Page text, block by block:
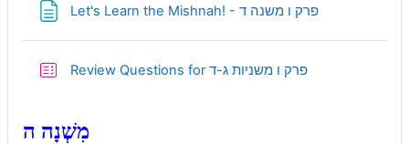
Let's Learn the Mishnah! - פרק ו משנה דPage
Review Questions for פרק ו משניות ג-דQuiz
מִשְׁנָה ה